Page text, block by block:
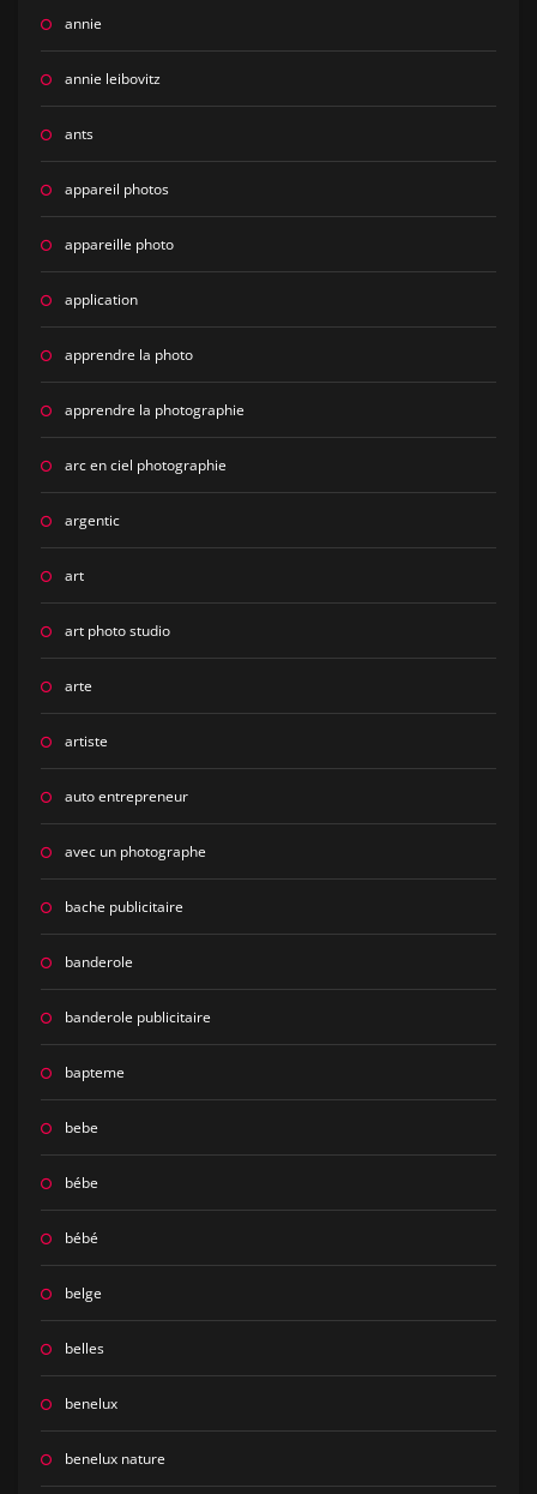
annie
annie leibovitz
ants
appareil photos
appareille photo
application
apprendre la photo
apprendre la photographie
arc en ciel photographie
argentic
art
art photo studio
arte
artiste
auto entrepreneur
avec un photographe
bache publicitaire
banderole
banderole publicitaire
bapteme
bebe
bébe
bébé
belge
belles
benelux
benelux nature